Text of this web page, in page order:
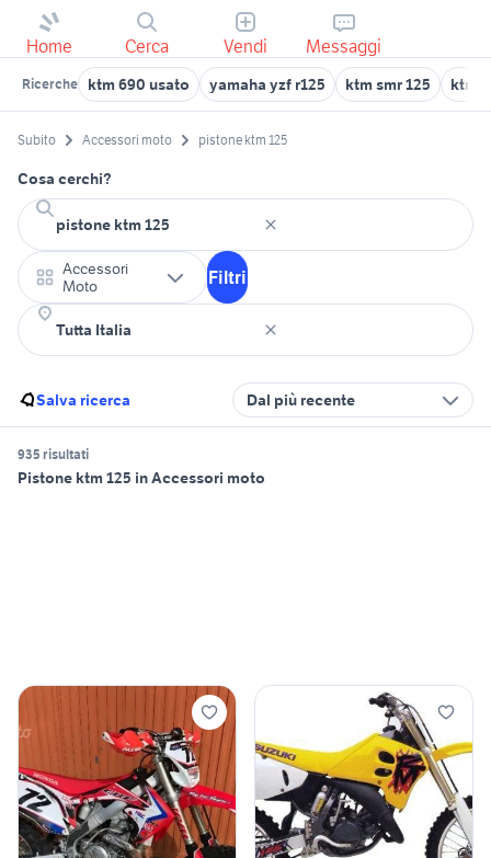
Home Cerca Vendi Messaggi
Ricerche ktm 690 usato yamaha yzf r125 ktm smr 125 ktm
Subito Accessori moto pistone ktm 125
Cosa cerchi?
Accessori
Moto
Filtri
Salva ricerca Dal più recente
935 risultati
Pistone ktm 125 in Accessori moto